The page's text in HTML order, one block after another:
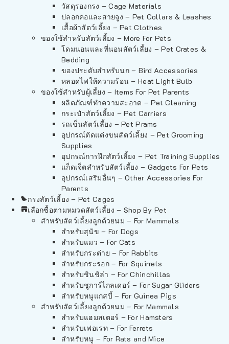
วัสดุรองกรง – Cage Materials
ปลอกคอและสายจูง – Pet Collars & Leashes
เสื้อผ้าสัตว์เลี้ยง – Pet Clothes
ของใช้สำหรับสัตว์เลี้ยง – More For Pets
โดมนอนและที่นอนสัตว์เลี้ยง – Pet Crates &
Bedding
ของประดับสำหรับนก – Bird Accessories
หลอดไฟให้ความร้อน – Heat Light Bulb
ของใช้สำหรับผู้เลี้ยง – Items For Pet Parents
ผลิตภัณฑ์ทำความสะอาด – Pet Cleaning
กระเป๋าสัตว์เลี้ยง – Pet Carriers
รถเข็นสัตว์เลี้ยง – Pet Prams
อุปกรณ์ตัดแต่งขนสัตว์เลี้ยง – Pet Grooming
Supplies
อุปกรณ์การฝึกสัตว์เลี้ยง – Pet Training Supplies
แก็ดเจ็ตสำหรับสัตว์เลี้ยง – Gadgets For Pets
อุปกรณ์เสริมอื่นๆ – Other Accessories For
Parents
กรงสัตว์เลี้ยง – Pet Cages
เลือกซื้อตามหมวดสัตว์เลี้ยง – Shop By Pet
สำหรับสัตว์เลี้ยงลูกด้วยนม – For Mammals
สำหรับสุนัข – For Dogs
สำหรับแมว – For Cats
สำหรับกระต่าย – For Rabbits
สำหรับกระรอก – For Squirrels
สำหรับชินชิล่า – For Chinchillas
สำหรับชูการ์ไกลเดอร์ – For Sugar Gliders
สำหรับหนูแกสบี้ – For Guinea Pigs
สำหรับสัตว์เลี้ยงลูกด้วยนม – For Mammals
สำหรับแฮมสเตอร์ – For Hamsters
สำหรับเฟอเรท – For Ferrets
สำหรับหนู – For Rats and Mice